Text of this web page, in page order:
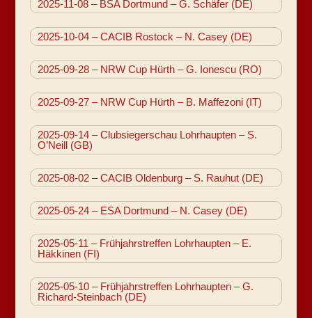
2025-11-08 – BSA Dortmund – G. Schäfer (DE)
2025-10-04 – CACIB Rostock – N. Casey (DE)
2025-09-28 – NRW Cup Hürth – G. Ionescu (RO)
2025-09-27 – NRW Cup Hürth – B. Maffezoni (IT)
2025-09-14 – Clubsiegerschau Lohrhaupten – S.
O’Neill (GB)
2025-08-02 – CACIB Oldenburg – S. Rauhut (DE)
2025-05-24 – ESA Dortmund – N. Casey (DE)
2025-05-11 – Frühjahrstreffen Lohrhaupten – E.
Häkkinen (FI)
2025-05-10 – Frühjahrstreffen Lohrhaupten – G.
Richard-Steinbach (DE)